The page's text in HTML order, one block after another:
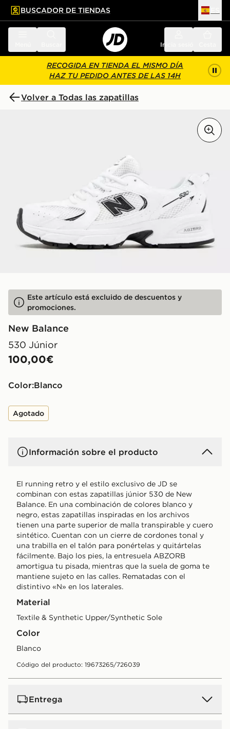
principal
pie de página
BUSCADOR DE TIENDAS
Inicia sesión
RECOGIDA EN TIENDA EL MISMO DÍA
HAZ TU PEDIDO ANTES DE LAS 14H
Volver a Todas las zapatillas
Este artículo está excluido de descuentos y
promociones.
New Balance
530 Júnior
100,00€
Color: blanco
Agotado
Información sobre el producto
El running retro y el estilo exclusivo de JD se
combinan con estas zapatillas júnior 530 de New
Balance. En una combinación de colores blanco y
negro, estas zapatillas inspiradas en los archivos
tienen una parte superior de malla transpirable y cuero
sintético. Cuentan con un cierre de cordones tonal y
una trabilla en el talón para ponértelas y quitártelas
fácilmente. Bajo los pies, la entresuela ABZORB
amortigua tu pisada, mientras que la suela de goma te
mantiene sujeto en las calles. Rematadas con el
distintivo «N» en los laterales.
Material
Textile & Synthetic Upper/Synthetic Sole
Color
blanco
Código del producto: 19673265/726039
Entrega